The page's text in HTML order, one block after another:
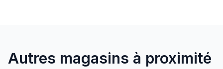
Autres magasins à proximité